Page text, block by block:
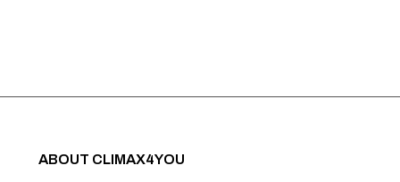
ABOUT CLIMAX4YOU